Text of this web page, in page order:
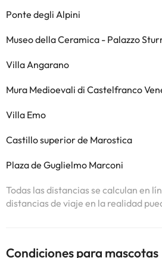
Ponte degli Alpini
Museo della Ceramica - Palazzo
Villa Angarano
Mura Medioevali di Castelfranco
Villa Emo
Castillo superior de Marostica
Plaza de Guglielmo Marconi
Todas las distancias se calculan en
distancias de viaje en la realidad
Condiciones para mascotas